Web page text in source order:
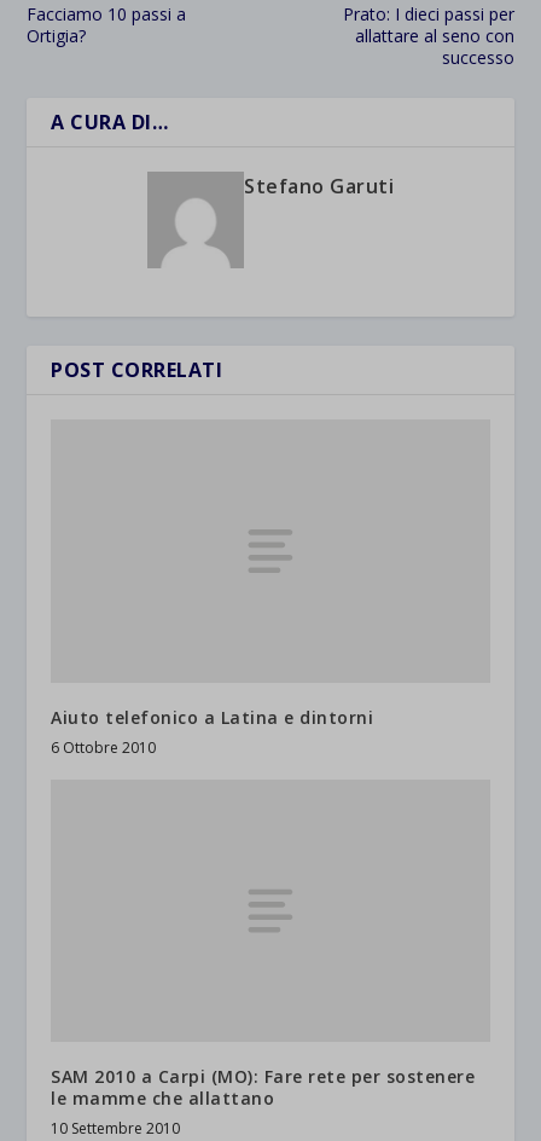
Facciamo 10 passi a
Ortigia?
Prato: I dieci passi per
allattare al seno con
successo
A CURA DI…
Stefano Garuti
POST CORRELATI
Aiuto telefonico a Latina e dintorni
6 Ottobre 2010
SAM 2010 a Carpi (MO): Fare rete per sostenere
le mamme che allattano
10 Settembre 2010